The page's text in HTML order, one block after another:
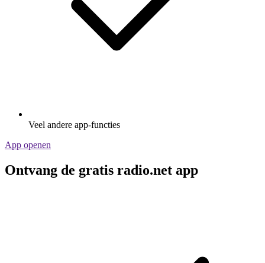
Veel andere app-functies
App openen
Ontvang de gratis radio.net app